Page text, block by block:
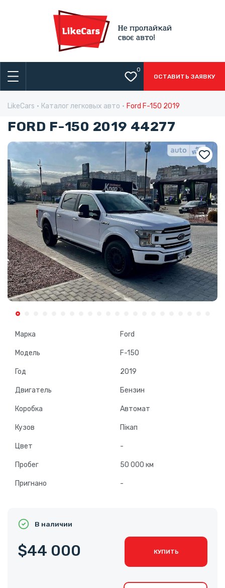
0
ОСТАВИТЬ ЗАЯВКУ
LikeCars Каталог легковых авто Ford F-150 2019
FORD F-150 2019 44277
Марка Ford
Модель F-150
Год 2019
Двигатель Бензин
Коробка Автомат
Кузов Пікап
Цвет -
Пробег 50 000 км
Пригнано -
В наличии
$44 000 КУПИТЬ